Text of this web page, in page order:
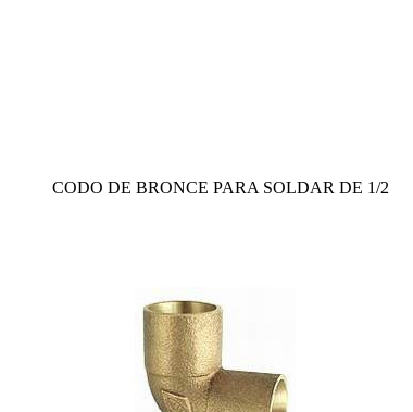
CODO DE BRONCE PARA SOLDAR DE 1/2